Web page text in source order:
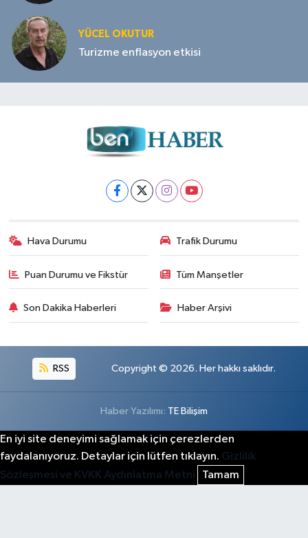
YÜCEL OKUTUR
Turizme enflasyon etkisi
Hava Durumu Trafik Durumu
Puan Durumu ve Fikstür Tüm Manşetler
Son Dakika Haberleri Haber Arşivi
RSS Copyright © 2026. Her hakkı saklıdır.
Haber Yazılımı: TE Bilişim
En iyi site deneyimi sağlamak için çerezlerden
faydalanıyoruz. Detaylar için lütfen tıklayın. Gizlilik
Sözleşmesi ve KVKK Aydınlatma Metni
Tamam